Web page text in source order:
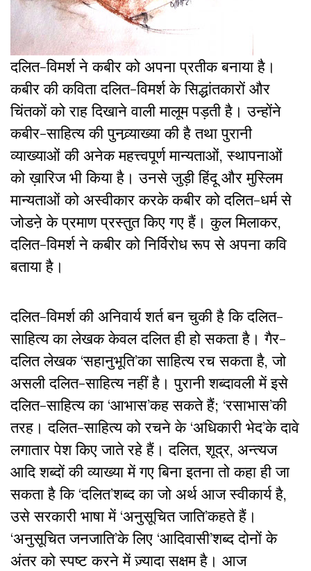
दलित-विमर्श ने कबीर को अपना प्रतीक बनाया है।
कबीर की कविता दलित-विमर्श के सिद्धांतकारों और
चिंतकों को राह दिखाने वाली मालूम पड़ती है। उन्होंने
कबीर-साहित्य की पुनव्र्याख्या की है तथा पुरानी
व्याख्याओं की अनेक महत्त्वपूर्ण मान्यताओं, स्थापनाओं
को ख़ारिज भी किया है। उनसे जुड़ी हिंदू और मुस्लिम
मान्यताओं को अस्वीकार करके कबीर को दलित-धर्म से
जोडऩे के प्रमाण प्रस्तुत किए गए हैं। कुल मिलाकर,
दलित-विमर्श ने कबीर को निर्विरोध रूप से अपना कवि
बताया है।
दलित-विमर्श की अनिवार्य शर्त बन चुकी है कि दलित-
साहित्य का लेखक केवल दलित ही हो सकता है। गैर-
दलित लेखक ‘सहानुभूति’का साहित्य रच सकता है, जो
असली दलित-साहित्य नहीं है। पुरानी शब्दावली में इसे
दलित-साहित्य का ‘आभास’कह सकते हैं; ‘रसाभास’की
तरह। दलित-साहित्य को रचने के ‘अधिकारी भेद’के दावे
लगातार पेश किए जाते रहे हैं। दलित, शूद्र, अन्त्यज
आदि शब्दों की व्याख्या में गए बिना इतना तो कहा ही जा
सकता है कि ‘दलित’शब्द का जो अर्थ आज स्वीकार्य है,
उसे सरकारी भाषा में ‘अनुसूचित जाति’कहते हैं।
‘अनुसूचित जनजाति’के लिए ‘आदिवासी’शब्द दोनों के
अंतर को स्पष्ट करने में ज़्यादा सक्षम है। आज